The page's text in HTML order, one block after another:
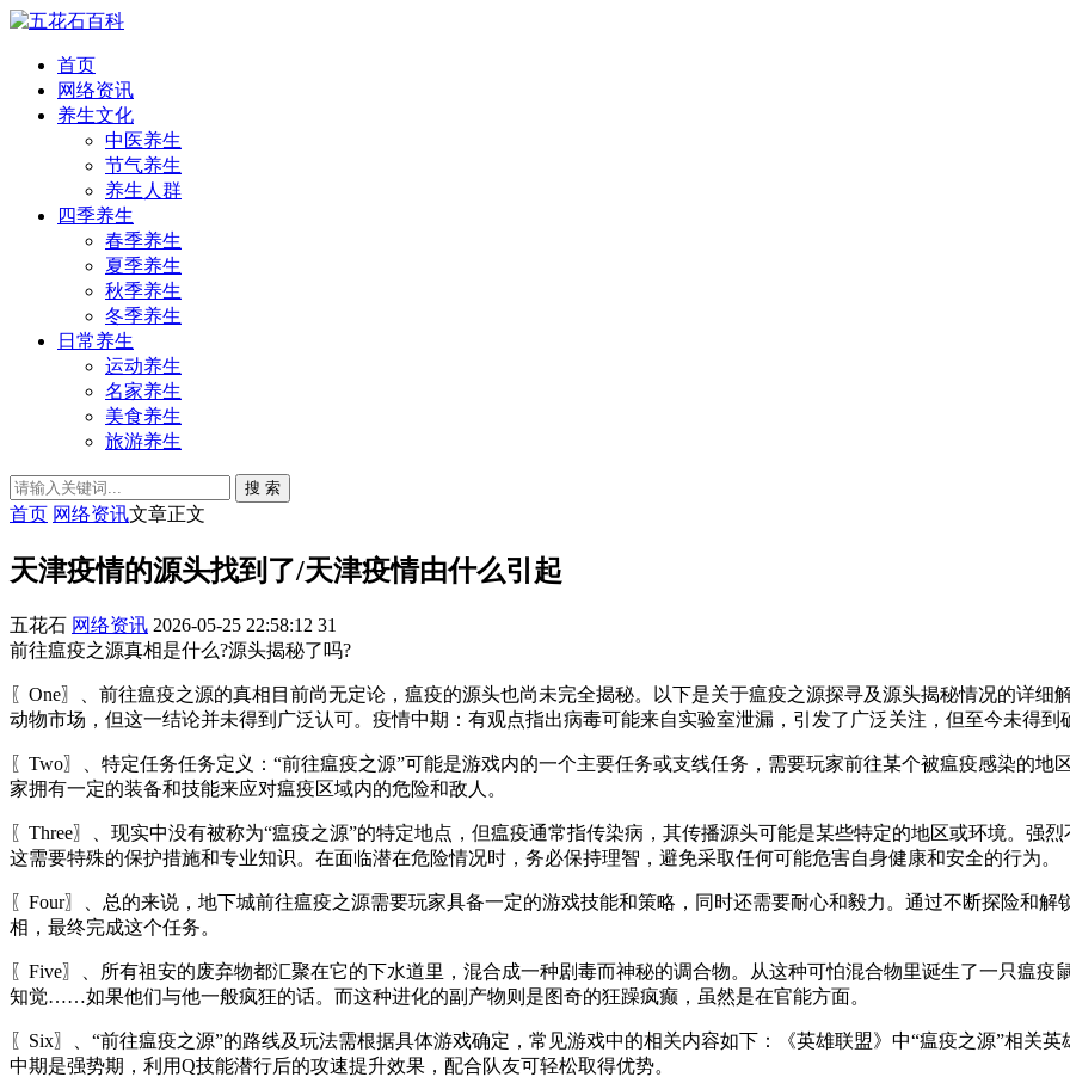
首页
网络资讯
养生文化
中医养生
节气养生
养生人群
四季养生
春季养生
夏季养生
秋季养生
冬季养生
日常养生
运动养生
名家养生
美食养生
旅游养生
搜 索
首页 网络资讯文章正文
天津疫情的源头找到了/天津疫情由什么引起
五花石 网络资讯 2026-05-25 22:58:12 31
前往瘟疫之源真相是什么?源头揭秘了吗?
〖One〗、前往瘟疫之源的真相目前尚无定论，瘟疫的源头也尚未完全揭秘。以下是关于瘟疫之源探寻及源头揭秘情况的详
动物市场，但这一结论并未得到广泛认可。疫情中期：有观点指出病毒可能来自实验室泄漏，引发了广泛关注，但至今未得到
〖Two〗、特定任务任务定义：“前往瘟疫之源”可能是游戏内的一个主要任务或支线任务，需要玩家前往某个被瘟疫感染的
家拥有一定的装备和技能来应对瘟疫区域内的危险和敌人。
〖Three〗、现实中没有被称为“瘟疫之源”的特定地点，但瘟疫通常指传染病，其传播源头可能是某些特定的地区或环境。强
这需要特殊的保护措施和专业知识。在面临潜在危险情况时，务必保持理智，避免采取任何可能危害自身健康和安全的行为。
〖Four〗、总的来说，地下城前往瘟疫之源需要玩家具备一定的游戏技能和策略，同时还需要耐心和毅力。通过不断探险和
相，最终完成这个任务。
〖Five〗、所有祖安的废弃物都汇聚在它的下水道里，混合成一种剧毒而神秘的调合物。从这种可怕混合物里诞生了一只瘟
知觉……如果他们与他一般疯狂的话。而这种进化的副产物则是图奇的狂躁疯癫，虽然是在官能方面。
〖Six〗、“前往瘟疫之源”的路线及玩法需根据具体游戏确定，常见游戏中的相关内容如下：《英雄联盟》中“瘟疫之源”相关
中期是强势期，利用Q技能潜行后的攻速提升效果，配合队友可轻松取得优势。